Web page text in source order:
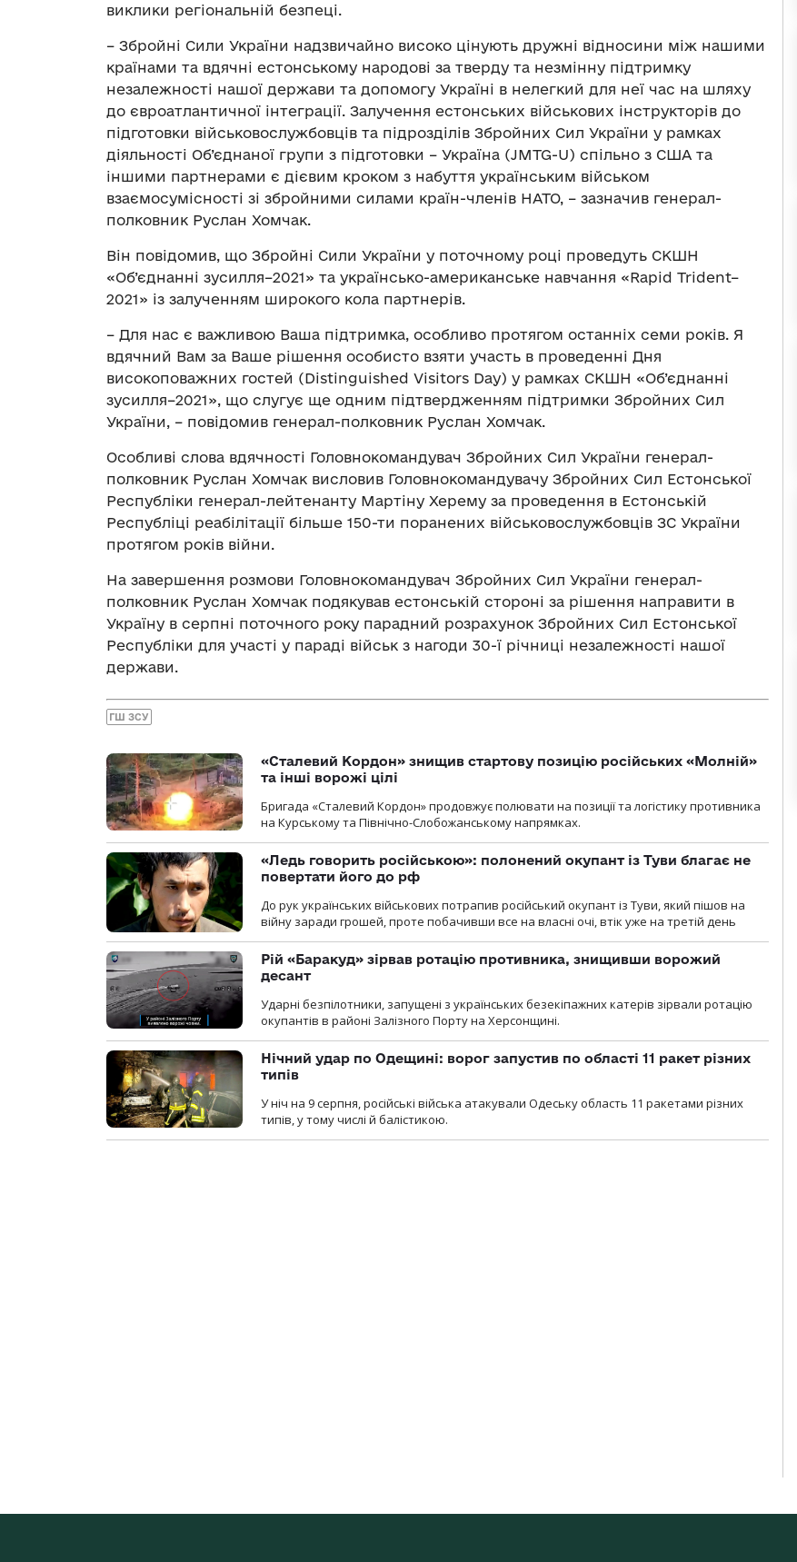
виклики регіональній безпеці.
– Збройні Сили України надзвичайно високо цінують дружні відносини між нашими
країнами та вдячні естонському народові за тверду та незмінну підтримку
незалежності нашої держави та допомогу Україні в нелегкий для неї час на шляху
до євроатлантичної інтеграції. Залучення естонських військових інструкторів до
підготовки військовослужбовців та підрозділів Збройних Сил України у рамках
діяльності Об’єднаної групи з підготовки – Україна (JMTG-U) спільно з США та
іншими партнерами є дієвим кроком з набуття українським військом
взаємосумісності зі збройними силами країн-членів НАТО, – зазначив генерал-
полковник Руслан Хомчак.
Він повідомив, що Збройні Сили України у поточному році проведуть СКШН
«Об’єднанні зусилля–2021» та українсько-американське навчання «Rаpid Trident–
2021» із залученням широкого кола партнерів.
– Для нас є важливою Ваша підтримка, особливо протягом останніх семи років. Я
вдячний Вам за Ваше рішення особисто взяти участь в проведенні Дня
високоповажних гостей (Distinguished Visitors Day) у рамках СКШН «Об’єднанні
зусилля–2021», що слугує ще одним підтвердженням підтримки Збройних Сил
України, – повідомив генерал-полковник Руслан Хомчак.
Особливі слова вдячності Головнокомандувач Збройних Сил України генерал-
полковник Руслан Хомчак висловив Головнокомандувачу Збройних Сил Естонської
Республіки генерал-лейтенанту Мартіну Херему за проведення в Естонській
Республіці реабілітації більше 150-ти поранених військовослужбовців ЗС України
протягом років війни.
На завершення розмови Головнокомандувач Збройних Сил України генерал-
полковник Руслан Хомчак подякував естонській стороні за рішення направити в
Україну в серпні поточного року парадний розрахунок Збройних Сил Естонської
Республіки для участі у параді військ з нагоди 30-ї річниці незалежності нашої
держави.
ГШ ЗСУ
«Сталевий Кордон» знищив стартову позицію російських «Молній»
та інші ворожі цілі
Бригада «Сталевий Кордон» продовжує полювати на позиції та логістику противника
на Курському та Північно-Слобожанському напрямках.
«Ледь говорить російською»: полонений окупант із Туви благає не
повертати його до рф
До рук українських військових потрапив російський окупант із Туви, який пішов на
війну заради грошей, проте побачивши все на власні очі, втік уже на третій день
Рій «Баракуд» зірвав ротацію противника, знищивши ворожий
десант
Ударні безпілотники, запущені з українських безекіпажних катерів зірвали ротацію
окупантів в районі Залізного Порту на Херсонщині.
Нічний удар по Одещині: ворог запустив по області 11 ракет різних
типів
У ніч на 9 серпня, російські війська атакували Одеську область 11 ракетами різних
типів, у тому числі й балістикою.